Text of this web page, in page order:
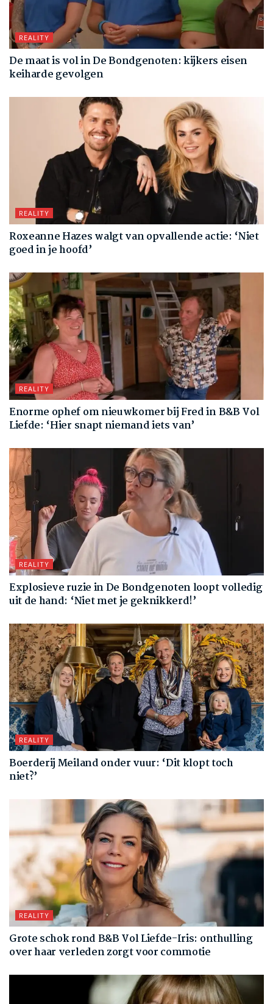
REALITY
De maat is vol in De Bondgenoten: kijkers eisen
keiharde gevolgen
REALITY
Roxeanne Hazes walgt van opvallende actie: ‘Niet
goed in je hoofd’
REALITY
Enorme ophef om nieuwkomer bij Fred in B&B Vol
Liefde: ‘Hier snapt niemand iets van’
REALITY
Explosieve ruzie in De Bondgenoten loopt volledig
uit de hand: ‘Niet met je geknikkerd!’
REALITY
Boerderij Meiland onder vuur: ‘Dit klopt toch
niet?’
REALITY
Grote schok rond B&B Vol Liefde-Iris: onthulling
over haar verleden zorgt voor commotie